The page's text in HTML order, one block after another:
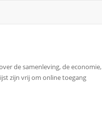
de samenleving, de economie,
zijn vrij om online toegang